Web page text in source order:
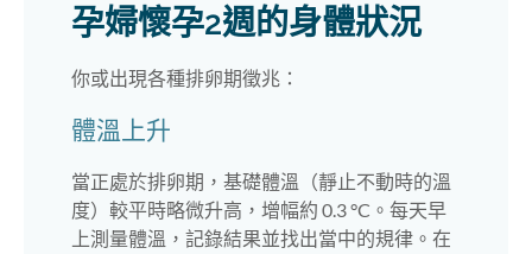
孕婦懷孕2週的身體狀況
你或出現各種排卵期徵兆：
體溫上升
當正處於排卵期，基礎體溫（靜止不動時的溫
度）較平時略微升高，增幅約 0.3 °C。每天早
上測量體溫，記錄結果並找出當中的規律。在